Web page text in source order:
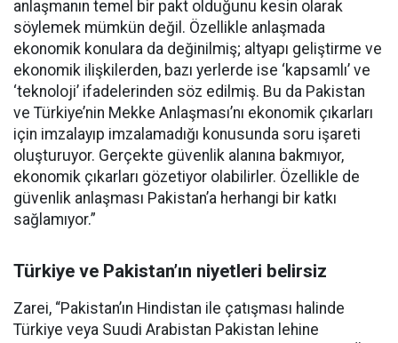
anlaşmanın temel bir pakt olduğunu kesin olarak
söylemek mümkün değil. Özellikle anlaşmada
ekonomik konulara da değinilmiş; altyapı geliştirme ve
ekonomik ilişkilerden, bazı yerlerde ise ‘kapsamlı’ ve
‘teknoloji’ ifadelerinden söz edilmiş. Bu da Pakistan
ve Türkiye’nin Mekke Anlaşması’nı ekonomik çıkarları
için imzalayıp imzalamadığı konusunda soru işareti
oluşturuyor. Gerçekte güvenlik alanına bakmıyor,
ekonomik çıkarları gözetiyor olabilirler. Özellikle de
güvenlik anlaşması Pakistan’a herhangi bir katkı
sağlamıyor.”
Türkiye ve Pakistan’ın niyetleri belirsiz
Zarei, “Pakistan’ın Hindistan ile çatışması halinde
Türkiye veya Suudi Arabistan Pakistan lehine